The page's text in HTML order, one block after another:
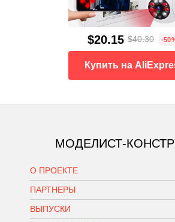
$20.15 $40.30 -
Купить на
МОДЕЛИСТ-
О ПРОЕКТЕ
ПАРТНЕРЫ
ВЫПУСКИ